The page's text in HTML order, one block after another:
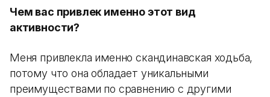
Чем вас привлек именно этот вид
активности?
Меня привлекла именно скандинавская ходьба,
потому что она обладает уникальными
преимуществами по сравнению с другими